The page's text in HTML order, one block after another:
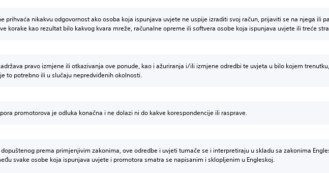
prihvaća nikakvu odgovornost ako osoba koja ispunjava uvjete ne uspije izraditi svoj račun, prijaviti se na njega ili
korake kao rezultat bilo kakvog kvara mreže, računalne opreme ili softvera osobe koja ispunjava uvjete ili treće
pravo izmjene ili otkazivanja ove ponude, kao i ažuriranja i/ili izmjene odredbi te uvjeta u bilo kojem
to potrebno ili u slučaju nepredviđenih okolnosti.
promotorova je odluka konačna i ne dolazi ni do kakve korespondencije ili rasprave.
prema primjenjivim zakonima, ove odredbe i uvjeti tumače se i interpretiraju u skladu sa zakonima
svake osobe koja ispunjava uvjete i promotora smatra se napisanim i sklopljenim u Engleskoj.